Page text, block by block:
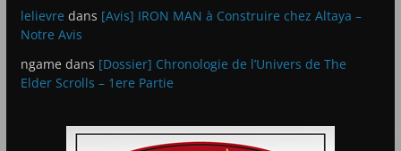
lelievre dans [Avis] IRON MAN à Construire chez Altaya –
Notre Avis
ngame dans [Dossier] Chronologie de l’Univers de The
Elder Scrolls – 1ere Partie